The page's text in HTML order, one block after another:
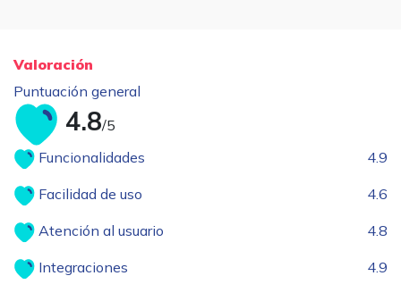
Valoración
Puntuación general
4.8/5
Funcionalidades
4.9
Facilidad de uso 4.6
Atención al usuario 4.8
Integraciones 4.9